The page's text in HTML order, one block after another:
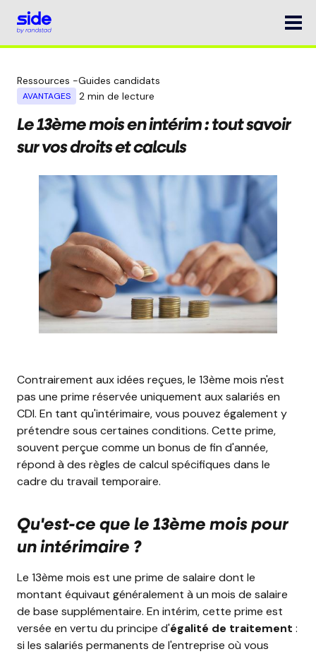
Ressources -Guides candidats
AVANTAGES 2 min de lecture
Le 13ème mois en intérim : tout savoir
sur vos droits et calculs
Contrairement aux idées reçues, le 13ème mois n'est
pas une prime réservée uniquement aux salariés en
CDI. En tant qu'intérimaire, vous pouvez également y
prétendre sous certaines conditions. Cette prime,
souvent perçue comme un bonus de fin d'année,
répond à des règles de calcul spécifiques dans le
cadre du travail temporaire.
Qu'est-ce que le 13ème mois pour
un intérimaire ?
Le 13ème mois est une prime de salaire dont le
montant équivaut généralement à un mois de salaire
de base supplémentaire. En intérim, cette prime est
versée en vertu du principe d'égalité de traitement :
si les salariés permanents de l'entreprise où vous